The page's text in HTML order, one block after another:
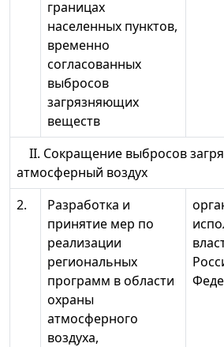
границах
населенных пунктов,
временно
согласованных
выбросов
загрязняющих
веществ
II. Сокращение выбросов
атмосферный воздух
2.
Разработка и
принятие мер по
реализации
региональных
программ в области
охраны
атмосферного
воздуха,